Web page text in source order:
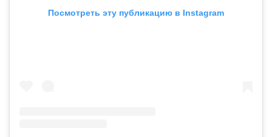
Посмотреть эту публикацию в Instagram